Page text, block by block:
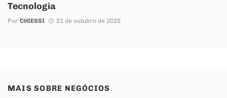
Tecnologia
Por CHIESSI 21 de outubro de 2025
MAIS SOBRE NEGÓCIOS